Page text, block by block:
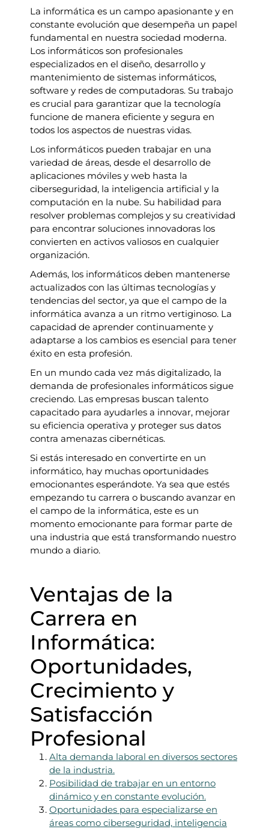
La informática es un campo apasionante y en
constante evolución que desempeña un papel
fundamental en nuestra sociedad moderna.
Los informáticos son profesionales
especializados en el diseño, desarrollo y
mantenimiento de sistemas informáticos,
software y redes de computadoras. Su trabajo
es crucial para garantizar que la tecnología
funcione de manera eficiente y segura en
todos los aspectos de nuestras vidas.
Los informáticos pueden trabajar en una
variedad de áreas, desde el desarrollo de
aplicaciones móviles y web hasta la
ciberseguridad, la inteligencia artificial y la
computación en la nube. Su habilidad para
resolver problemas complejos y su creatividad
para encontrar soluciones innovadoras los
convierten en activos valiosos en cualquier
organización.
Además, los informáticos deben mantenerse
actualizados con las últimas tecnologías y
tendencias del sector, ya que el campo de la
informática avanza a un ritmo vertiginoso. La
capacidad de aprender continuamente y
adaptarse a los cambios es esencial para tener
éxito en esta profesión.
En un mundo cada vez más digitalizado, la
demanda de profesionales informáticos sigue
creciendo. Las empresas buscan talento
capacitado para ayudarles a innovar, mejorar
su eficiencia operativa y proteger sus datos
contra amenazas cibernéticas.
Si estás interesado en convertirte en un
informático, hay muchas oportunidades
emocionantes esperándote. Ya sea que estés
empezando tu carrera o buscando avanzar en
el campo de la informática, este es un
momento emocionante para formar parte de
una industria que está transformando nuestro
mundo a diario.
Ventajas de la
Carrera en
Informática:
Oportunidades,
Crecimiento y
Satisfacción
Profesional
Alta demanda laboral en diversos sectores
de la industria.
Posibilidad de trabajar en un entorno
dinámico y en constante evolución.
Oportunidades para especializarse en
áreas como ciberseguridad, inteligencia